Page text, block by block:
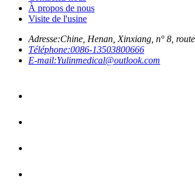
À propos de nous
Visite de l'usine
Adresse:Chine, Henan, Xinxiang, n° 8,
Téléphone:0086-13503800666
E-mail:Yulinmedical@outlook.com